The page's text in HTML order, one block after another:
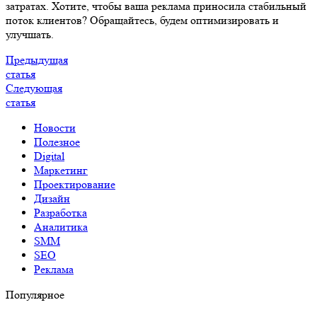
затратах. Хотите, чтобы ваша реклама приносила стабильный
поток клиентов? Обращайтесь, будем оптимизировать и
улучшать.
Предыдущая
статья
Следующая
статья
Новости
Полезное
Digital
Маркетинг
Проектирование
Дизайн
Разработка
Аналитика
SMM
SEO
Реклама
Популярное